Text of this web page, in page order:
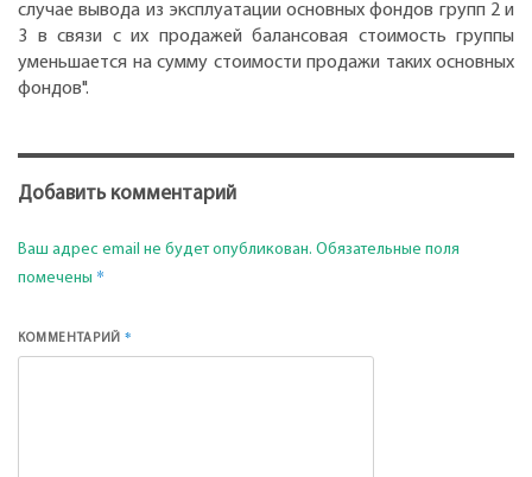
случае вывода из эксплуатации основных фондов групп 2 и
3 в связи с их продажей балансовая стоимость группы
уменьшается на сумму стоимости продажи таких основных
фондов".
Добавить комментарий
Ваш адрес email не будет опубликован. Обязательные поля
помечены *
КОММЕНТАРИЙ*